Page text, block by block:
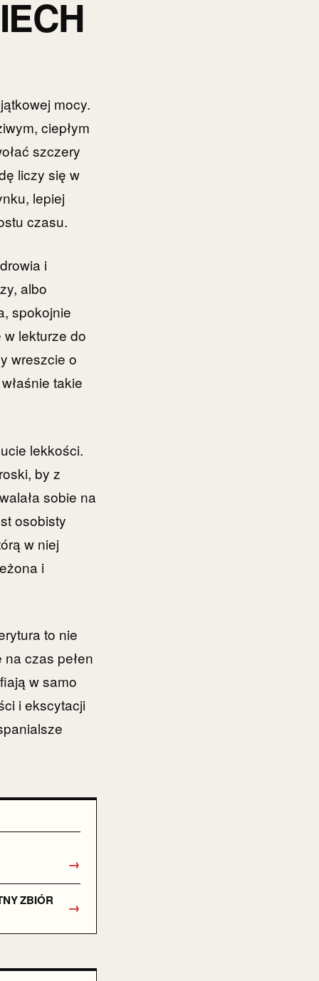
mocy.
ciepłym
szczery
liczy się w
lepiej
czasu.
i
albo
spokojnie
lekturze do
wreszcie o
takie
lekkości.
by z
sobie na
osobisty
w niej
i
to nie
czas pełen
w samo
i ekscytacji
→
ZBIÓR →